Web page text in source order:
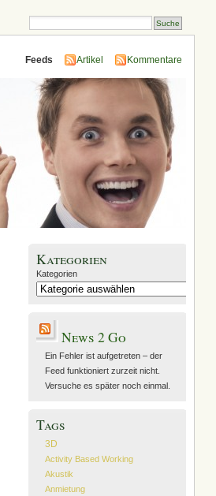
Feeds Artikel Kommentare
Kategorien
Kategorien
News 2 Go
Ein Fehler ist aufgetreten – der
Feed funktioniert zurzeit nicht.
Versuche es später noch einmal.
Tags
3D
Activity Based Working
Akustik
Anmietung